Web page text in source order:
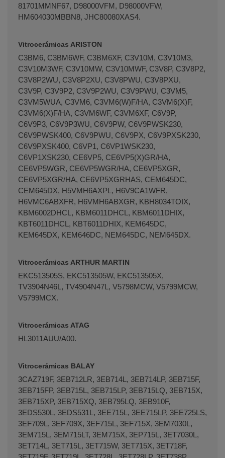
81701MMNF67, D98000VFM, D98000VFW,
HM604030MBBN8, JHC80080XAS4.
Vitrocerámicas ARISTON
C3BM6, C3BM6WF, C3BM6XF, C3V10M, C3V10M3,
C3V10M3WF, C3V10MW, C3V10MWF, C3V8P, C3V8P2,
C3V8P2WU, C3V8P2XU, C3V8PWU, C3V8PXU,
C3V9P, C3V9P2, C3V9P2WU, C3V9PWU, C3VM5,
C3VM5WUA, C3VM6, C3VM6(W)F/HA, C3VM6(X)F,
C3VM6(X)F/HA, C3VM6WF, C3VM6XF, C6V9P,
C6V9P3, C6V9P3WU, C6V9PW, C6V9PWSK230,
C6V9PWSK400, C6V9PWU, C6V9PX, C6V9PXSK230,
C6V9PXSK400, C6VP1, C6VP1WSK230,
C6VP1XSK230, CE6VP5, CE6VP5(X)GR/HA,
CE6VP5WGR, CE6VP5WGR/HA, CE6VP5XGR,
CE6VP5XGR/HA, CE6VP5XGRHAS, CEM645DC,
CEM645DX, H5VMH6AXPL, H6V9CA1WFR,
H6VMC6ABXFR, H6VMH6ABXGR, KBH8034TOIX,
KBM6002DHCL, KBM6011DHCL, KBM6011DHIX,
KBT6011DHCL, KBT6011DHIX, KEM645DC,
KEM645DX, KEM646DC, NEM645DC, NEM645DX.
Vitrocerámicas ARTHUR MARTIN
EKC513505S, EKC513505W, EKC513505X,
TV3904N46L, TV4904N47L, V5798MCW, V5799MCW,
V5799MCX.
Vitrocerámicas ATAG
HL3011AUU/A00.
Vitrocerámicas BALAY
3CAZ719F, 3EB712LR, 3EB714L, 3EB714LP, 3EB715F,
3EB715FP, 3EB715L, 3EB715LP, 3EB715LQ, 3EB715X,
3EB715XP, 3EB715XQ, 3EB795LQ, 3EB910F,
3EDS530L, 3EDS531L, 3EE715L, 3EE715LP, 3EE725LS,
3EF709L, 3EF709X, 3EF715L, 3EF715X, 3EM7030L,
3EM715L, 3EM715LT, 3EM715X, 3EP715L, 3ET7030L,
3ET714L, 3ET715L, 3ET715W, 3ET715X, 3ET718F,
Resistencia vitrocerámica BOSCH FAGOR TEKA
700/1700W (60702010)